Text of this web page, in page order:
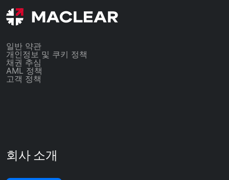
일반 약관
개인정보 및 쿠키 정책
채권 추심
AML 정책
고객 정책
회사 소개